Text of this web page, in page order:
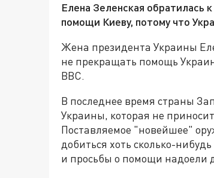
Елена Зеленская обратилась
помощи Киеву, потому что
Жена президента Украины
не прекращать помощь
BBC.
В последнее время страны
Украины, которая не
Поставляемое "новейшее"
добиться хоть сколько-
и просьбы о помощи надоели